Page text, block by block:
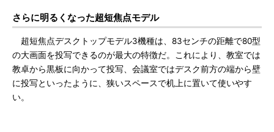
さらに明るくなった超短焦点モデル
超短焦点デスクトップモデル3機種は、83センチの距離で80型
の大画面を投写できるのが最大の特徴だ。これにより、教室では
教卓から黒板に向かって投写、会議室ではデスク前方の端から壁
に投写といったように、狭いスペースで机上に置いて使いやす
い。